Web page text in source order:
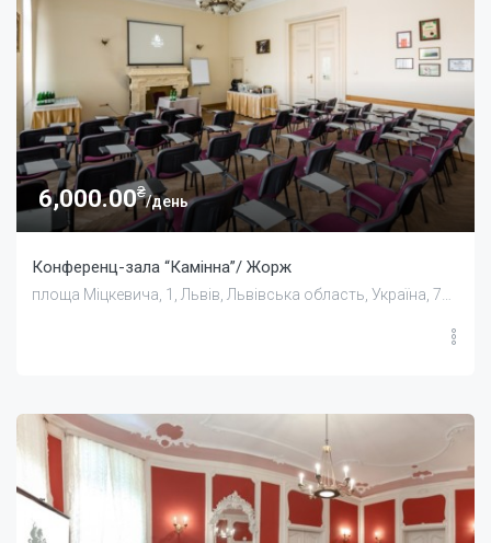
6,000.00₴
/день
Конференц-зала “Камінна”/ Жорж